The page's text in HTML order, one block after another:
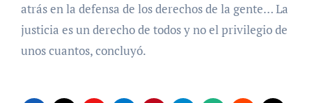
atrás en la defensa de los derechos de la gente… La
justicia es un derecho de todos y no el privilegio de
unos cuantos, concluyó.